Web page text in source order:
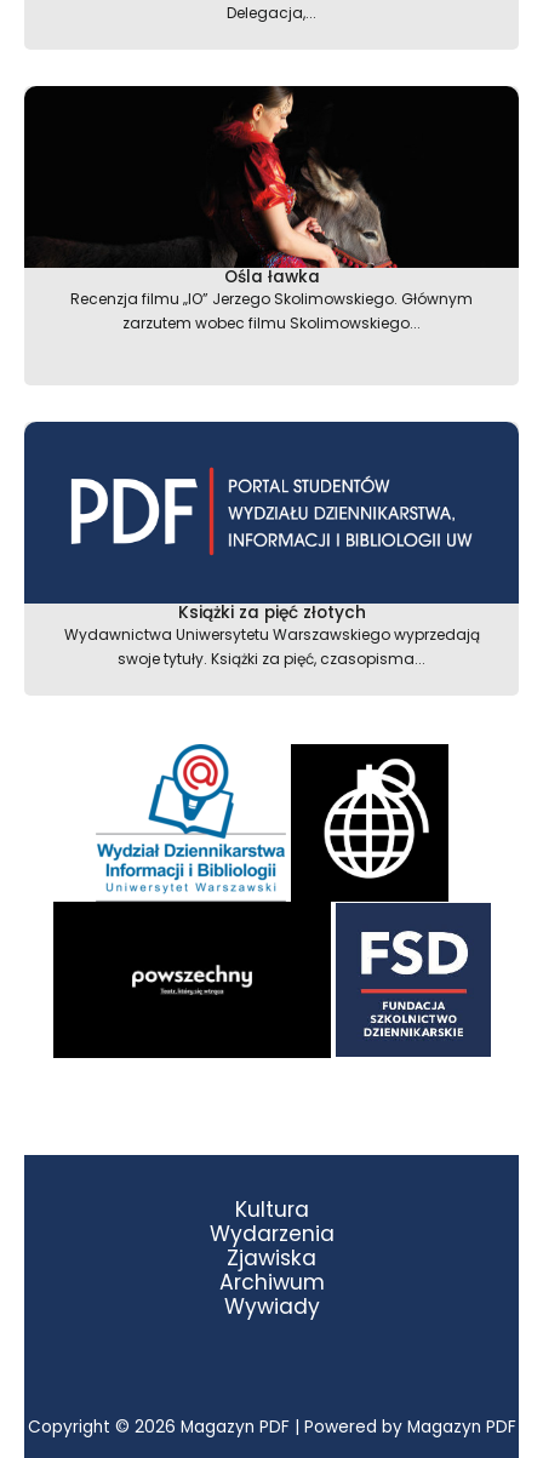
Delegacja,...
Ośla ławka
Recenzja filmu „IO” Jerzego Skolimowskiego. Głównym
zarzutem wobec filmu Skolimowskiego...
Książki za pięć złotych
Wydawnictwa Uniwersytetu Warszawskiego wyprzedają
swoje tytuły. Książki za pięć, czasopisma...
Kultura
Wydarzenia
Zjawiska
Archiwum
Wywiady
Copyright © 2026 Magazyn PDF | Powered by Magazyn PDF